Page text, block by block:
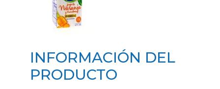
INFORMACIÓN DEL
PRODUCTO